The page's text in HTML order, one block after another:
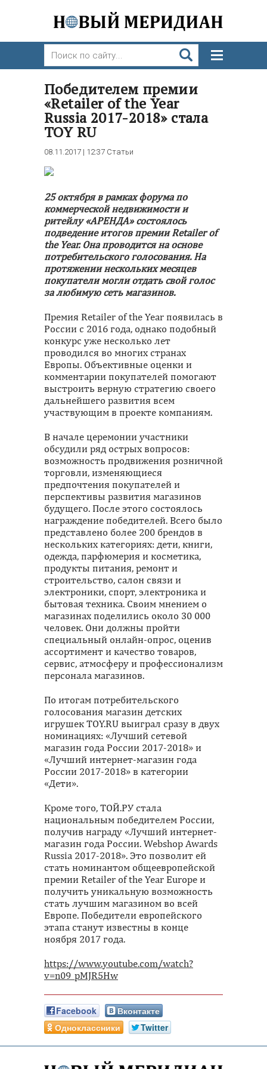
Победителем премии
«Retailer of the Year
Russia 2017-2018» стала
TOY RU
08.11.2017 | 12:37 Статьи
25 октября в рамках форума по
коммерческой недвижимости и
ритейлу «АРЕНДА» состоялось
подведение итогов премии Retailer of
the Year. Она проводится на основе
потребительского голосования. На
протяжении нескольких месяцев
покупатели могли отдать свой голос
за любимую сеть магазинов.
Премия Retailer of the Year появилась в
России с 2016 года, однако подобный
конкурс уже несколько лет
проводился во многих странах
Европы. Объективные оценки и
комментарии покупателей помогают
выстроить верную стратегию своего
дальнейшего развития всем
участвующим в проекте компаниям.
В начале церемонии участники
обсудили ряд острых вопросов:
возможность продвижения розничной
торговли, изменяющиеся
предпочтения покупателей и
перспективы развития магазинов
будущего. После этого состоялось
награждение победителей. Всего было
представлено более 200 брендов в
нескольких категориях: дети, книги,
одежда, парфюмерия и косметика,
продукты питания, ремонт и
строительство, салон связи и
электроники, спорт, электроника и
бытовая техника. Своим мнением о
магазинах поделились около 30 000
человек. Они должны пройти
специальный онлайн-опрос, оценив
ассортимент и качество товаров,
сервис, атмосферу и профессионализм
персонала магазинов.
По итогам потребительского
голосования магазин детских
игрушек TOY.RU выиграл сразу в двух
номинациях: «Лучший сетевой
магазин года России 2017-2018» и
«Лучший интернет-магазин года
России 2017-2018» в категории
«Дети».
Кроме того, ТОЙ.РУ стала
национальным победителем России,
получив награду «Лучший интернет-
магазин года России. Webshop Awards
Russia 2017-2018». Это позволит ей
стать номинантом общеевропейской
премии Retailer of the Year Europe и
получить уникальную возможность
стать лучшим магазином во всей
Европе. Победители европейского
этапа станут известны в конце
ноября 2017 года.
https://www.youtube.com/watch?
v=n09_pMJR5Hw
Facebook
Вконтакте
Одноклассники
Twitter